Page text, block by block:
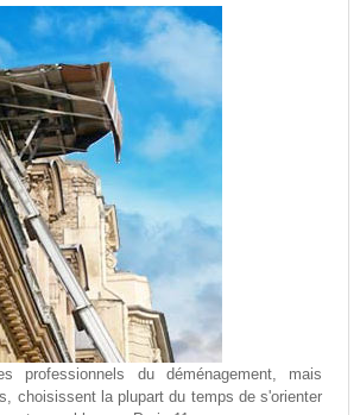
professionnels du déménagement, mais
choisissent la plupart du temps de s'orienter